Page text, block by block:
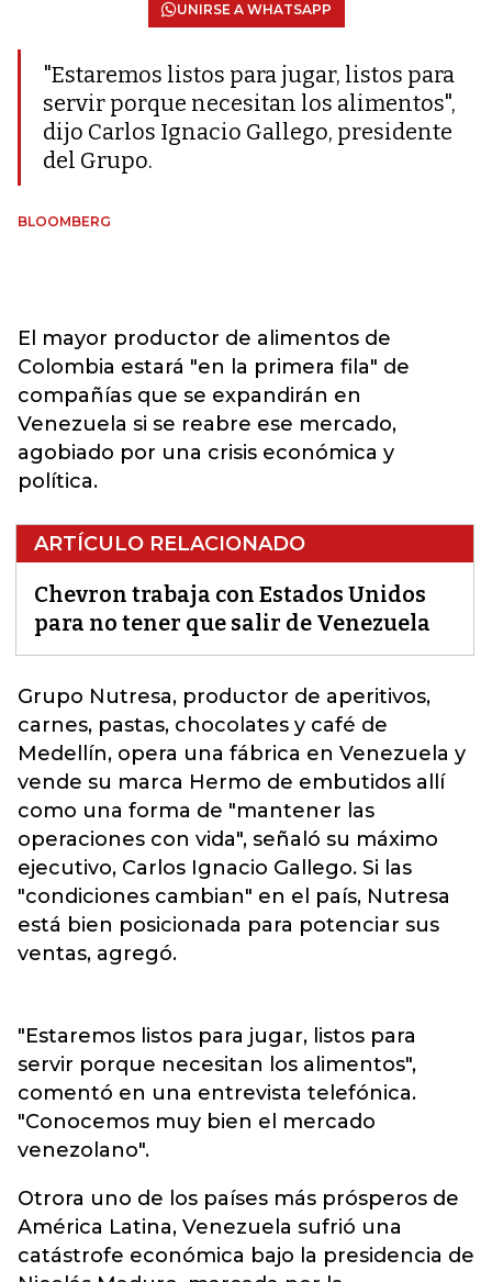
UNIRSE A WHATSAPP
"Estaremos listos para jugar, listos para
servir porque necesitan los alimentos",
dijo Carlos Ignacio Gallego, presidente
del Grupo.
BLOOMBERG
El mayor productor de alimentos de
Colombia estará "en la primera fila" de
compañías que se expandirán en
Venezuela si se reabre ese mercado,
agobiado por una crisis económica y
política.
ARTÍCULO RELACIONADO
Chevron trabaja con Estados Unidos
para no tener que salir de Venezuela
Grupo Nutresa, productor de aperitivos,
carnes, pastas, chocolates y café de
Medellín, opera una fábrica en Venezuela y
vende su marca Hermo de embutidos allí
como una forma de "mantener las
operaciones con vida", señaló su máximo
ejecutivo, Carlos Ignacio Gallego. Si las
"condiciones cambian" en el país, Nutresa
está bien posicionada para potenciar sus
ventas, agregó.
"Estaremos listos para jugar, listos para
servir porque necesitan los alimentos",
comentó en una entrevista telefónica.
"Conocemos muy bien el mercado
venezolano".
Otrora uno de los países más prósperos de
América Latina, Venezuela sufrió una
catástrofe económica bajo la presidencia de